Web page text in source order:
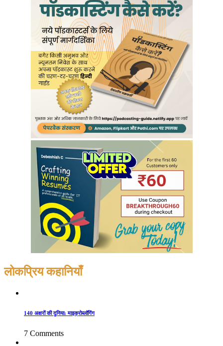
लोकप्रिय कहानियाँ
140 अक्षरों की दुनिया: माइक्रोब्लॉगिंग
7 Comments